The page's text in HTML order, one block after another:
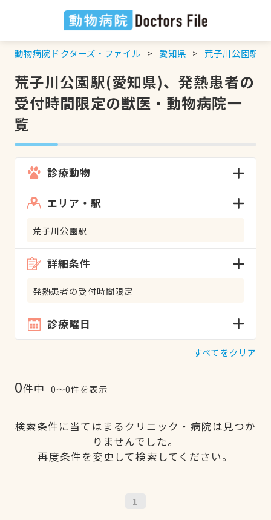
動物病院ドクターズ・ファイル 愛知県 荒子川公園駅
荒子川公園駅(愛知県)、発熱患者の
受付時間限定の獣医・動物病院一
覧
診療動物
エリア・駅
荒子川公園駅
詳細条件
発熱患者の受付時間限定
診療曜日
すべてをクリア
0件中 0〜0件を表示
検索条件に当てはまるクリニック・病院は見つか
りませんでした。
再度条件を変更して検索してください。
1